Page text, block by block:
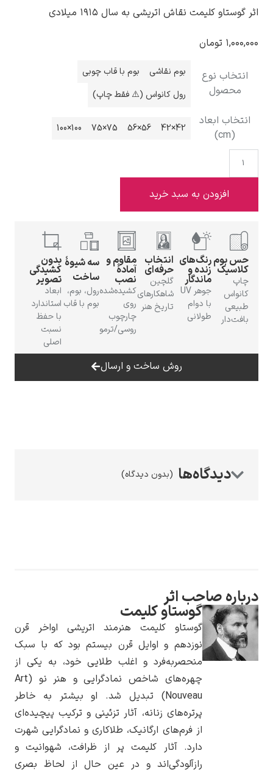
کامی پیسارو
ادوارد هاپر
ادگار دگا
لودویگ دویچ
پل سزان
یوهانس فرمیر
پرفروش‌ترین
کلیمت نقاش اتریشی به سال ۱۹۱۵ میلادی
تومان
بوم نقاشی
بوم با قاب چوبی
رول کانواس (⚠️ فقط چاپ)
42×42
75×75
100×100
به سبد خرید
رنگ‌های
زنده و
ماندگار
جوهر UV
با دوام
طولانی
انتخاب
حرفه‌ای
گلچین
شاهکارهای
تاریخ هنر
مقاوم و
آمادهٔ
نصب
کشیده‌شده
روی
چارچوب
سه شیوهٔ
ساخت
رول، بوم،
بوم با قاب
بدون
کشیدگی
تصویر
ابعاد
استاندارد
با حفظ
نسبت
روش ساخت و ارسال
(بدون دیدگاه)
صاحب اثر
گوستاو کلیمت
گوستاو کلیمت هنرمند اتریشی اواخر قرن
نوزدهم و اوایل قرن بیستم بود که با سبک
منحصربه‌فرد و اغلب طلایی خود، به یکی از
چهره‌های شاخص نمادگرایی و هنر نو (Art
Nouveau) تبدیل شد. او بیشتر به خاطر
پرتره‌های زنانه، آثار تزئینی و ترکیب پیچیده‌ای
از فرم‌های ارگانیک، طلاکاری و نمادگرایی شهرت
دارد. آثار کلیمت پر از ظرافت، شهوانیت و
رازآلودگی‌اند و در عین حال از لحاظ بصری